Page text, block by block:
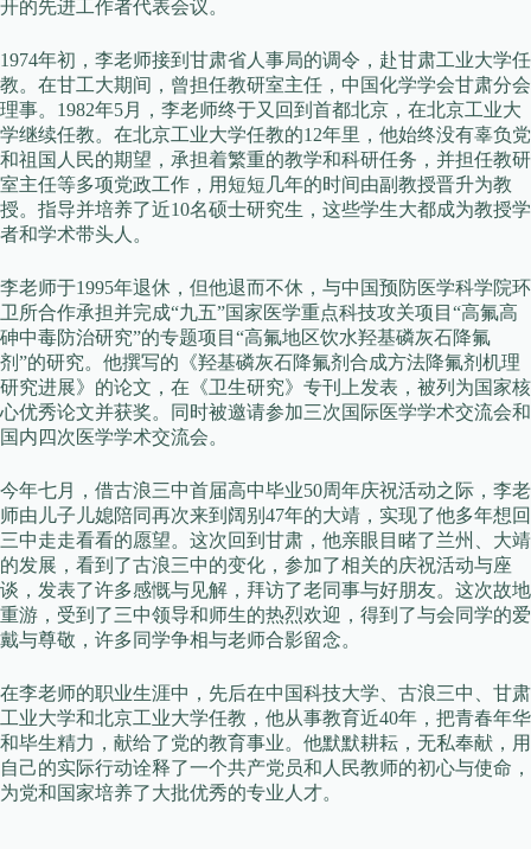
开的先进工作者代表会议。
1974年初，李老师接到甘肃省人事局的调令，赴甘肃工业大学任
教。在甘工大期间，曾担任教研室主任，中国化学学会甘肃分会
理事。1982年5月，李老师终于又回到首都北京，在北京工业大
学继续任教。在北京工业大学任教的12年里，他始终没有辜负党
和祖国人民的期望，承担着繁重的教学和科研任务，并担任教研
室主任等多项党政工作，用短短几年的时间由副教授晋升为教
授。指导并培养了近10名硕士研究生，这些学生大都成为教授学
者和学术带头人。
李老师于1995年退休，但他退而不休，与中国预防医学科学院环
卫所合作承担并完成“九五”国家医学重点科技攻关项目“高氟高
砷中毒防治研究”的专题项目“高氟地区饮水羟基磷灰石降氟
剂”的研究。他撰写的《羟基磷灰石降氟剂合成方法降氟剂机理
研究进展》的论文，在《卫生研究》专刊上发表，被列为国家核
心优秀论文并获奖。同时被邀请参加三次国际医学学术交流会和
国内四次医学学术交流会。
今年七月，借古浪三中首届高中毕业50周年庆祝活动之际，李老
师由儿子儿媳陪同再次来到阔别47年的大靖，实现了他多年想回
三中走走看看的愿望。这次回到甘肃，他亲眼目睹了兰州、大靖
的发展，看到了古浪三中的变化，参加了相关的庆祝活动与座
谈，发表了许多感慨与见解，拜访了老同事与好朋友。这次故地
重游，受到了三中领导和师生的热烈欢迎，得到了与会同学的爱
戴与尊敬，许多同学争相与老师合影留念。
在李老师的职业生涯中，先后在中国科技大学、古浪三中、甘肃
工业大学和北京工业大学任教，他从事教育近40年，把青春年华
和毕生精力，献给了党的教育事业。他默默耕耘，无私奉献，用
自己的实际行动诠释了一个共产党员和人民教师的初心与使命，
为党和国家培养了大批优秀的专业人才。